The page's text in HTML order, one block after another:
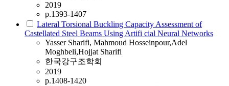
2019
p.1393-1407
Lateral Torsional Buckling Capacity Assessment of
Castellated Steel Beams Using Artifi cial Neural Networks
Yasser Sharifi, Mahmoud Hosseinpour,Adel
Moghbeli,Hojjat Sharifi
한국강구조학회
2019
p.1408-1420